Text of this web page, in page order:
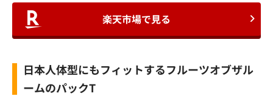
楽天市場で見る
日本人体型にもフィットするフルーツオブザル
ームのパックT